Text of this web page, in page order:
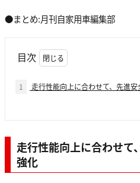
●まとめ:月刊自家用車編集部
目次
1 走行性能向上に合わせて、先進
走行性能向上に合わせて
強化